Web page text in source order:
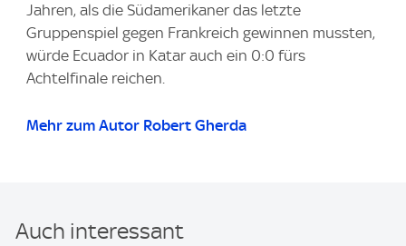
Jahren, als die Südamerikaner das letzte
Gruppenspiel gegen Frankreich gewinnen mussten,
würde Ecuador in Katar auch ein 0:0 fürs
Achtelfinale reichen.
Mehr zum Autor Robert Gherda
Auch interessant